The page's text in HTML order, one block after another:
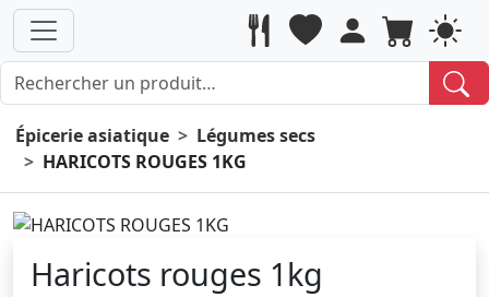
Épicerie asiatique
Légumes secs
HARICOTS ROUGES 1KG
Haricots rouges 1kg